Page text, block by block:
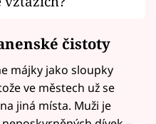
čistoty
májky jako sloupky
ve městech už se
jiná místa. Muži je